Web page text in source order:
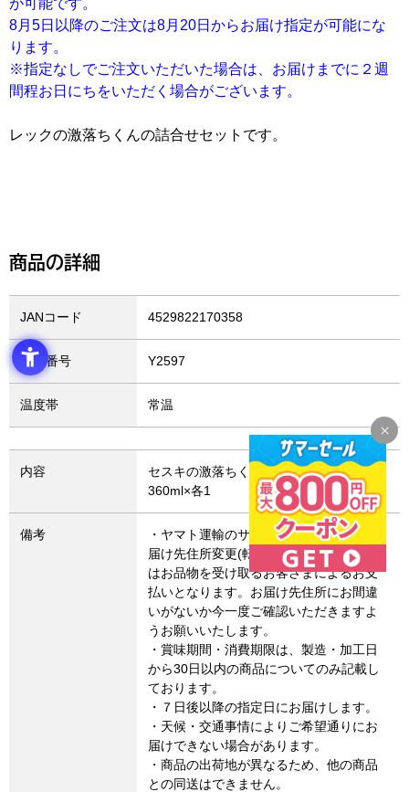
8月5日以降のご注文は8月20日からお届け指定が可能にな
ります。
※指定なしでご注文いただいた場合は、お届けまでに２週
間程お日にちをいただく場合がございます。
レックの激落ちくんの詰合せセットです。
商品の詳細
JANコード 4529822170358
商品番号 Y2597
温度帯 常温
内容
セスキの激落ちくん400ml、詰め替え用
360ml×各1
備考
・ヤマト運輸のサービス変更により、お
届け先住所変更(転送)した場合、転送費用
はお品物を受け取るお客さまによるお支
払いとなります。お届け先住所にお間違
いがないか今一度ご確認いただきますよ
うお願いいたします。
・賞味期間・消費期限は、製造・加工日
から30日以内の商品についてのみ記載し
ております。
・７日後以降の指定日にお届けします。
・天候・交通事情によりご希望通りにお
届けできない場合があります。
・商品の出荷地が異なるため、他の商品
との同送はできません。